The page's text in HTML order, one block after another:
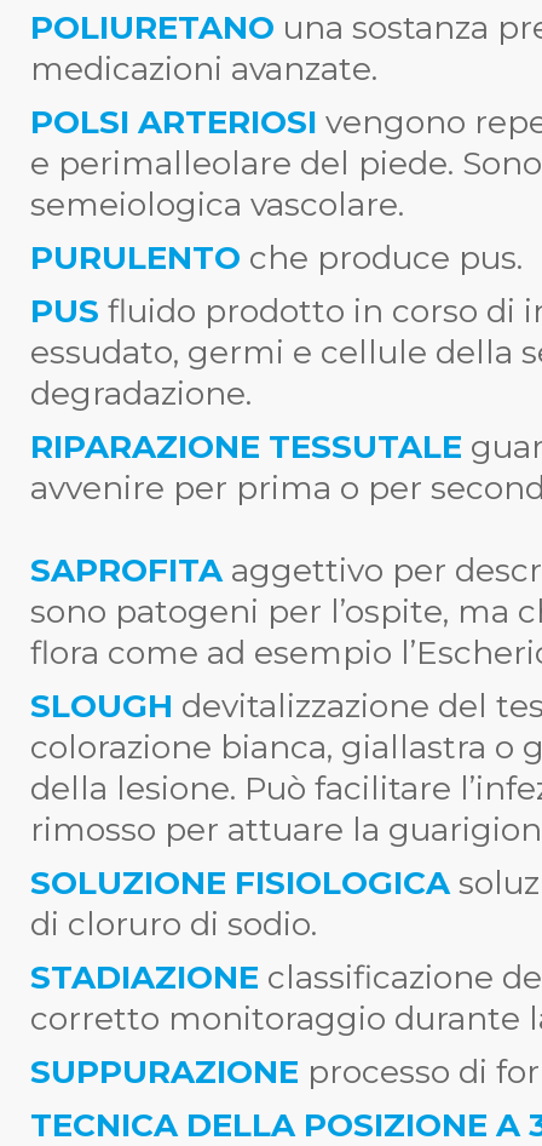
POLIURETANO una sostanza
medicazioni avanzate.
POLSI ARTERIOSI vengono
e perimalleolare del piede.
semeiologica vascolare.
PURULENTO che produce pus.
PUS fluido prodotto in corso di
essudato, germi e cellule della
degradazione.
RIPARAZIONE TESSUTALE
avvenire per prima o per
SAPROFITA aggettivo per
sono patogeni per l’ospite, ma
flora come ad esempio
SLOUGH devitalizzazione del
colorazione bianca, giallastra o
della lesione. Può facilitare
rimosso per attuare la
SOLUZIONE FISIOLOGICA
di cloruro di sodio.
STADIAZIONE classificazione
corretto monitoraggio durante
SUPPURAZIONE processo di
TECNICA DELLA POSIZIONE A